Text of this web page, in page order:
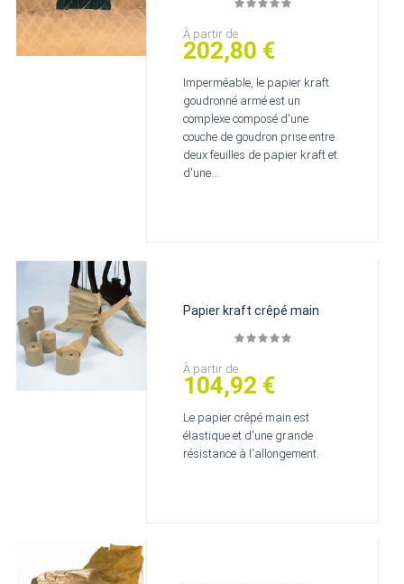
À partir de
202,80 €
Imperméable, le papier kraft
goudronné armé est un
complexe composé d'une
couche de goudron prise entre
deux feuilles de papier kraft et
d'une...
Papier kraft crêpé main
À partir de
104,92 €
Le papier crêpé main est
élastique et d'une grande
résistance à l'allongement.